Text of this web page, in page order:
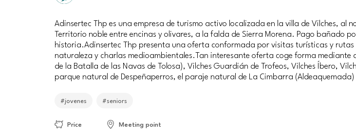
Adinsertec Thp es una empresa de turismo activo localizada en la villa de Vilches, al
Territorio noble entre encinas y olivares, a la falda de Sierra Morena. Pago bañado
historia.Adinsertec Thp presenta una oferta conformada por visitas turísticas y
naturaleza y charlas medioambientales.Tan interesante oferta coge forma mediante
de la Batalla de las Navas de Tolosa), Vilches Guardián de Trofeos, Vilches Íbero,
parque natural de Despeñaperros, el paraje natural de La Cimbarra
#jovenes #seniors
Price Meeting point